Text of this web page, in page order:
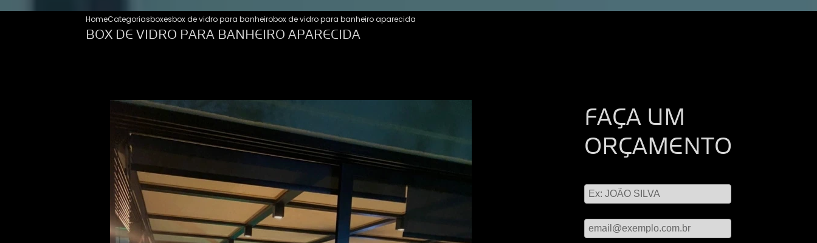
HomeCategoriasboxesbox de vidro para banheirobox de vidro para banheiro aparecida
BOX DE VIDRO PARA BANHEIRO APARECIDA
FAÇA UM
ORÇAMENTO